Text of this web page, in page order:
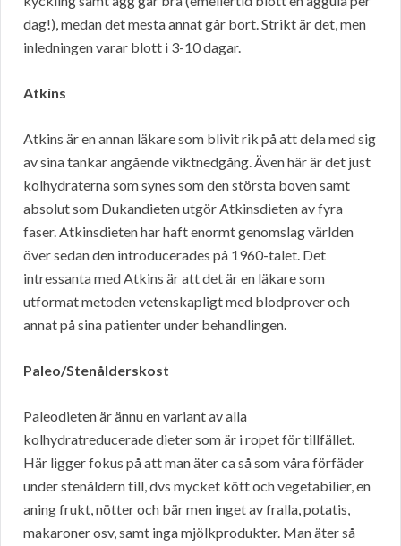
dag!), medan det mesta annat går bort. Strikt är det, men
inledningen varar blott i 3-10 dagar.
Atkins
Atkins är en annan läkare som blivit rik på att dela med sig
av sina tankar angående viktnedgång. Även här är det just
kolhydraterna som synes som den största boven samt
absolut som Dukandieten utgör Atkinsdieten av fyra
faser. Atkinsdieten har haft enormt genomslag världen
över sedan den introducerades på 1960-talet. Det
intressanta med Atkins är att det är en läkare som
utformat metoden vetenskapligt med blodprover och
annat på sina patienter under behandlingen.
Paleo/Stenålderskost
Paleodieten är ännu en variant av alla
kolhydratreducerade dieter som är i ropet för tillfället.
Här ligger fokus på att man äter ca så som våra förfäder
under stenåldern till, dvs mycket kött och vegetabilier, en
aning frukt, nötter och bär men inget av fralla, potatis,
makaroner osv, samt inga mjölkprodukter. Man äter så